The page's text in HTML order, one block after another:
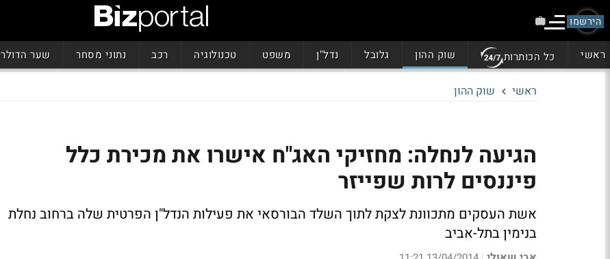
הירשמו
ראשי כל הכותרות שוק ההון גלובל נדל"ן משפט טכנולוגיה רכב נתוני מסחר שער הדולר
ראשי שוק ההון
הגיעה לנחלה: מחזיקי האג"ח אישרו את מכירת כלל
פיננסים לרות שפייזר
אשת העסקים מתכוונת לצקת לתוך השלד הבורסאי את פעילות הנדל"ן הפרטית שלה ברחוב נחלת
בנימין בתל-אביב